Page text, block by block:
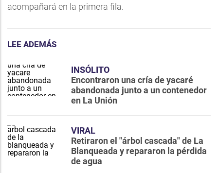
acompañará en la primera fila.
LEE ADEMÁS
INSÓLITO
Encontraron una cría de yacaré
abandonada junto a un contenedor
en La Unión
VIRAL
Retiraron el "árbol cascada" de La
Blanqueada y repararon la pérdida
de agua